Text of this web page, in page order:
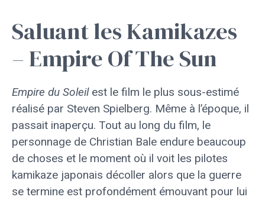
Saluant les Kamikazes
– Empire Of The Sun
Empire du Soleilest le film le plus sous-estimé
réalisé par Steven Spielberg. Même à l’époque, il
passait inaperçu. Tout au long du film, le
personnage de Christian Bale endure beaucoup
de choses et le moment où il voit les pilotes
kamikaze japonais décoller alors que la guerre
se termine est profondément émouvant pour lui